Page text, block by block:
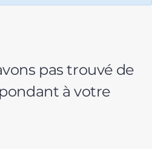
pas trouvé de
à votre